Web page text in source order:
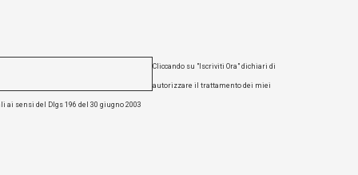
Cliccando su "Iscriviti Ora" dichiari di
autorizzare il trattamento dei miei
ai sensi del Dlgs 196 del 30 giugno 2003